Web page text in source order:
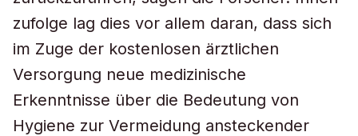
zufolge lag dies vor allem daran, dass sich
im Zuge der kostenlosen ärztlichen
Versorgung neue medizinische
Erkenntnisse über die Bedeutung von
Hygiene zur Vermeidung ansteckender